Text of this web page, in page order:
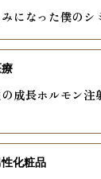
になった僕のシ
成長ホルモン注
療
性化粧品